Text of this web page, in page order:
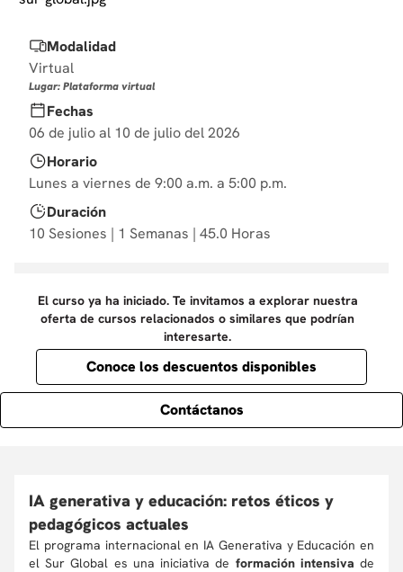
Modalidad
Virtual
Lugar: Plataforma virtual
Fechas
06 de julio al 10 de julio del 2026
Horario
Lunes a viernes de 9:00 a.m. a 5:00 p.m.
Duración
10 Sesiones | 1 Semanas | 45.0 Horas
El curso ya ha iniciado. Te invitamos a explorar nuestra
oferta de cursos relacionados o similares que podrían
interesarte.
Conoce los descuentos disponibles
Contáctanos
IA generativa y educación: retos éticos y
pedagógicos actuales
El programa internacional en IA Generativa y Educación en
el Sur Global es una iniciativa de formación intensiva de